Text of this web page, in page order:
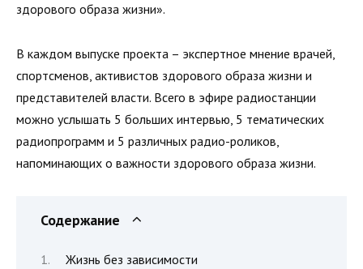
здорового образа жизни».
В каждом выпуске проекта – экспертное мнение врачей,
спортсменов, активистов здорового образа жизни и
представителей власти. Всего в эфире радиостанции
можно услышать 5 больших интервью, 5 тематических
радиопрограмм и 5 различных радио-роликов,
напоминающих о важности здорового образа жизни.
Содержание
Жизнь без зависимости